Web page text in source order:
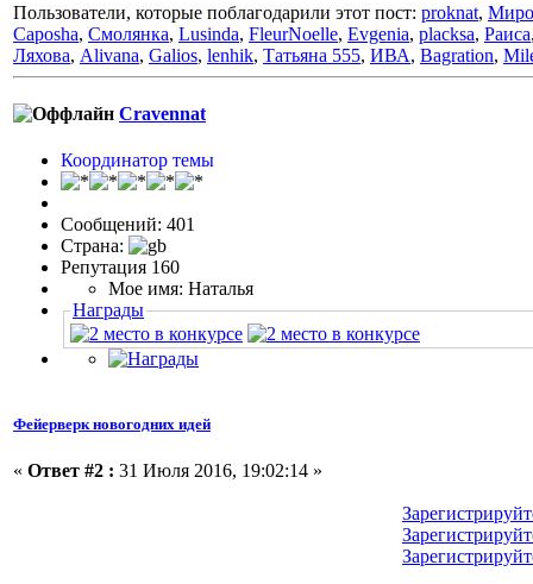
Пользователи, которые поблагодарили этот пост: proknat,
Caposha, Смолянка, Lusinda, FleurNoelle, Evgenia, placksa, Раиса
Ляхова, Alivana, Galios, lenhik, Татьяна 555, ИВА, Bagration,
Cravennat
Координатор темы
Сообщений: 401
Страна:
Репутация 160
Мое имя: Наталья
Награды
Фейерверк новогодних идей
« Ответ #2 : 31 Июля 2016, 19:02:14 »